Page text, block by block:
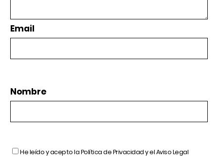
Email
Nombre
He leído y acepto laPolítica de Privacidady elAviso Legal